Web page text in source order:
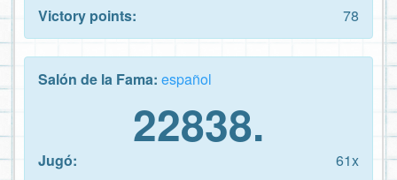
Victory points:
78
Salón de la Fama: español
22838.
Jugó:
61x